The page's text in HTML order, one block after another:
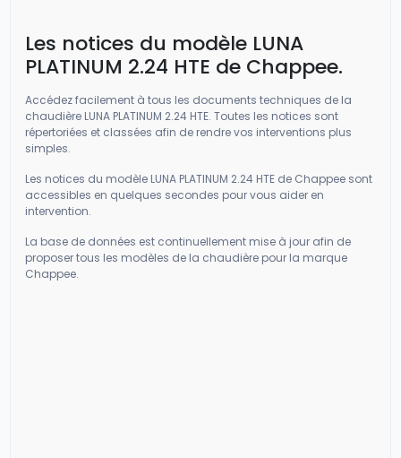
Les notices du modèle LUNA
PLATINUM 2.24 HTE de Chappee.
Accédez facilement à tous les documents techniques de la
chaudière LUNA PLATINUM 2.24 HTE. Toutes les notices sont
répertoriées et classées afin de rendre vos interventions plus
simples.
Les notices du modèle LUNA PLATINUM 2.24 HTE de Chappee sont
accessibles en quelques secondes pour vous aider en
intervention.
La base de données est continuellement mise à jour afin de
proposer tous les modèles de la chaudière pour la marque
Chappee.